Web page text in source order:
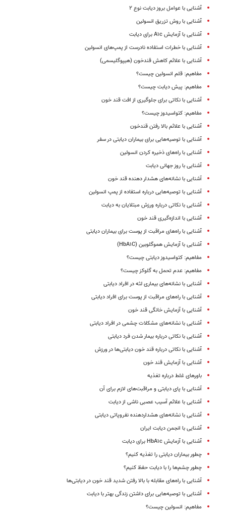
آشنایی با عوامل بروز دیابت نوع ۲
آشنایی با روش ‌تزریق انسولین
آشنایی با آزمایش A۱c برای دیابت
آشنایی با خطرات استفاده نادرست از پمپ‌های انسولین
آشنایی با علائم کاهش قندخون (هیپوگلیسمی)
مفاهیم: قلم انسولین چیست؟
مفاهیم: پیش دیابت چیست؟
آشنایی با نکاتی برای جلوگیری از افت قند خون
مفاهیم: کتواسیدوز چیست؟
آشنایی با علائم بالا رفتن قندخون
آشنایی با توصیه‌هایی برای بیماران دیابتی در سفر
آشنایی با راه‌های ذخیره کردن انسولین
آشنایی با روز جهانی دیابت
آشنایی با نشانه‌های هشدار دهنده قند خون
آشنایی با توصیه‌هایی درباره استفاده از پمپ انسولین
آشنایی با نکاتی درباره ورزش مبتلایان به دیابت
آشنایی با اندازه‌گیری قند خون
آشنایی با راه‌های مراقبت از پوست برای بیماران دیابتی
آشنایی با آزمایش هموگلوبین (HbA۱C)
مفاهیم: کتواسیدوز دیابتی چیست؟
مفاهیم: عدم تحمل به گلوکز چیست؟
آشنایی با نشانه‌های بیماری لثه در افراد دیابتی
آشنایی با راه‌های مراقبت از پوست برای افراد دیابتی
آشنایی با آزمایش خانگی قند خون
آشنایی با نشانه‌های مشکلات چشمی در افراد دیابتی
آشنایی با نکاتی درباره بیمار شدن فرد دیابتی
آشنایی با نکاتی درباره قند خون دیابتی‌ها در ورزش
آشنایی با آزمایش قند خون
باورهای غلط درباره تغذیه
آشنایی با پای دیابتی و مراقبت‌های لازم برای آن
آشنایی با علائم آسیب عصبی ناشی از دیابت
آشنایی با نشانه‌های هشداردهنده نفروپاتی دیابتی
آشنایی با انجمن دیابت ایران
آشنایی با آزمایش HbA۱c برای دیابت
‌چطور بیماران دیابتی را تغذیه کنیم؟
چطور چشم‌ها را با دیابت حفظ کنیم؟
آشنایی با راه‌های مقابله با بالا رفتن شدید قند خون در دیابتی‌ها
آشنایی با توصیه‌هایی برای داشتن زندگی بهتر با دیابت
مفاهیم: انسولین چیست؟